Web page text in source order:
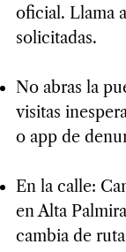
oficial. Llama
solicitadas.
No abras la
visitas
o app de
En la calle:
en Alta
cambia de